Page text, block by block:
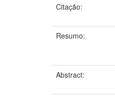
Citação:
Resumo:
Abstract: